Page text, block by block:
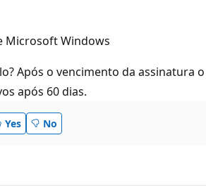
Microsoft Windows
Após o vencimento da
após 60 dias.
Yes No